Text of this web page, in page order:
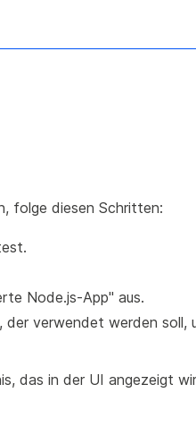
folge diesen Schritten:
Node.js-App" aus.
verwendet werden soll,
das in der UI angezeigt